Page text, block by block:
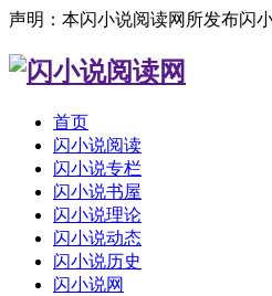
声明：本闪小说阅读网所发布闪
首页
闪小说阅读
闪小说专栏
闪小说书屋
闪小说理论
闪小说动态
闪小说历史
闪小说网